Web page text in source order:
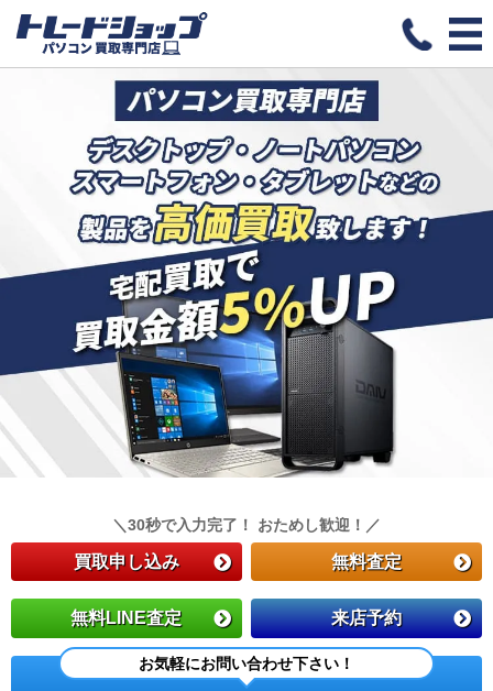
＼30秒で入力完了！ おためし歓迎！／
買取申し込み 無料査定
無料LINE査定 来店予約
お気軽にお問い合わせ下さい！